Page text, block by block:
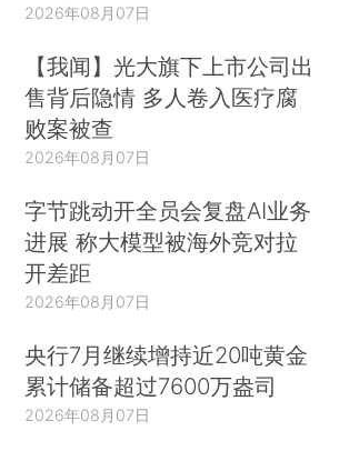
2026年08月07日
【我闻】光大旗下上市公司出
售背后隐情 多人卷入医疗腐
败案被查
2026年08月07日
字节跳动开全员会复盘AI业务
进展 称大模型被海外竞对拉
开差距
2026年08月07日
央行7月继续增持近20吨黄金
累计储备超过7600万盎司
2026年08月07日